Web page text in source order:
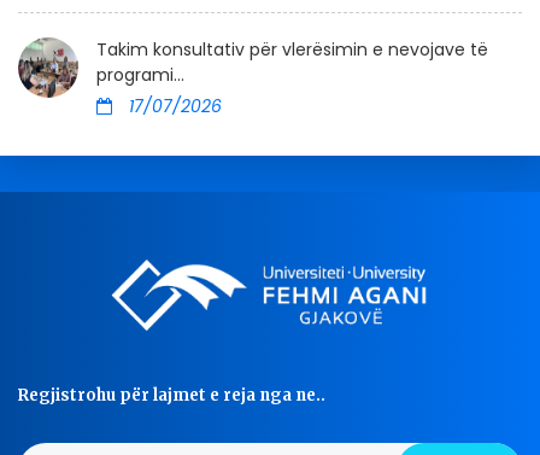
Takim konsultativ për vlerësimin e nevojave të
programi...
17/07/2026
Regjistrohu për lajmet e reja nga ne..